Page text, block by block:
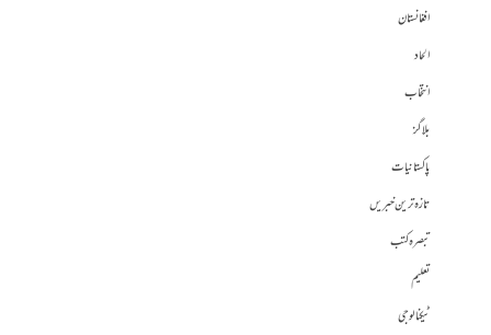
افغانستان
الحاد
انتخاب
بلاگز
پاکستانیات
تازہ ترین خبریں
تبصرہ کتب
تعلیم
ٹیکنالوجی